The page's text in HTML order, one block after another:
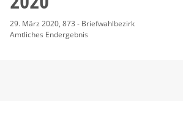
29. März 2020, 873 - Briefwahlbezirk
Amtliches Endergebnis